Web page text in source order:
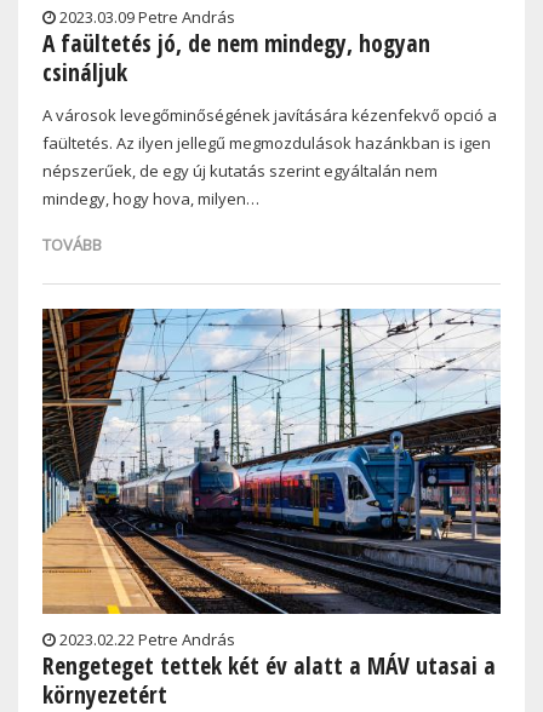
2023.03.09 Petre András
A faültetés jó, de nem mindegy, hogyan
csináljuk
A városok levegőminőségének javítására kézenfekvő opció a
faültetés. Az ilyen jellegű megmozdulások hazánkban is igen
népszerűek, de egy új kutatás szerint egyáltalán nem
mindegy, hogy hova, milyen…
TOVÁBB
2023.02.22 Petre András
Rengeteget tettek két év alatt a MÁV utasai a
környezetért